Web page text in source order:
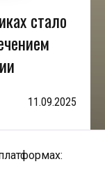
стало
11.09.2025